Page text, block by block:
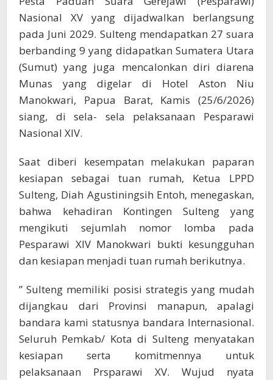
Nasional XV yang dijadwalkan berlangsung
pada Juni 2029. Sulteng mendapatkan 27 suara
berbanding 9 yang didapatkan Sumatera Utara
(Sumut) yang juga mencalonkan diri diarena
Munas yang digelar di Hotel Aston Niu
Manokwari, Papua Barat, Kamis (25/6/2026)
siang, di sela- sela pelaksanaan Pesparawi
Nasional XIV.
Saat diberi kesempatan melakukan paparan
kesiapan sebagai tuan rumah, Ketua LPPD
Sulteng, Diah Agustiningsih Entoh, menegaskan,
bahwa kehadiran Kontingen Sulteng yang
mengikuti sejumlah nomor lomba pada
Pesparawi XIV Manokwari bukti kesungguhan
dan kesiapan menjadi tuan rumah berikutnya.
” Sulteng memiliki posisi strategis yang mudah
dijangkau dari Provinsi manapun, apalagi
bandara kami statusnya bandara Internasional.
Seluruh Pemkab/ Kota di Sulteng menyatakan
kesiapan serta komitmennya untuk
pelaksanaan Prsparawi XV. Wujud nyata